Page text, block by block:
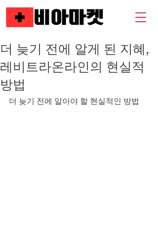
더 늦기 전에 알게 된 지혜,
레비트라온라인의 현실적
방법
더 늦기 전에 알아야 할 현실적인 방법